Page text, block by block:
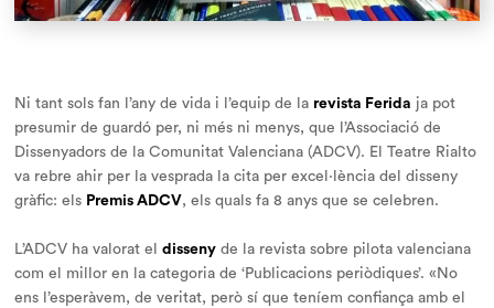
Ni tant sols fan l’any de vida i l’equip de la revista Ferida ja pot
presumir de guardó per, ni més ni menys, que l’Associació de
Dissenyadors de la Comunitat Valenciana (ADCV). El Teatre Rialto
va rebre ahir per la vesprada la cita per excel·lència del disseny
gràfic: els Premis ADCV, els quals fa 8 anys que se celebren.
L’ADCV ha valorat el disseny de la revista sobre pilota valenciana
com el millor en la categoria de ‘Publicacions periòdiques’. «No
ens l’esperàvem, de veritat, però sí que teníem confiança amb el